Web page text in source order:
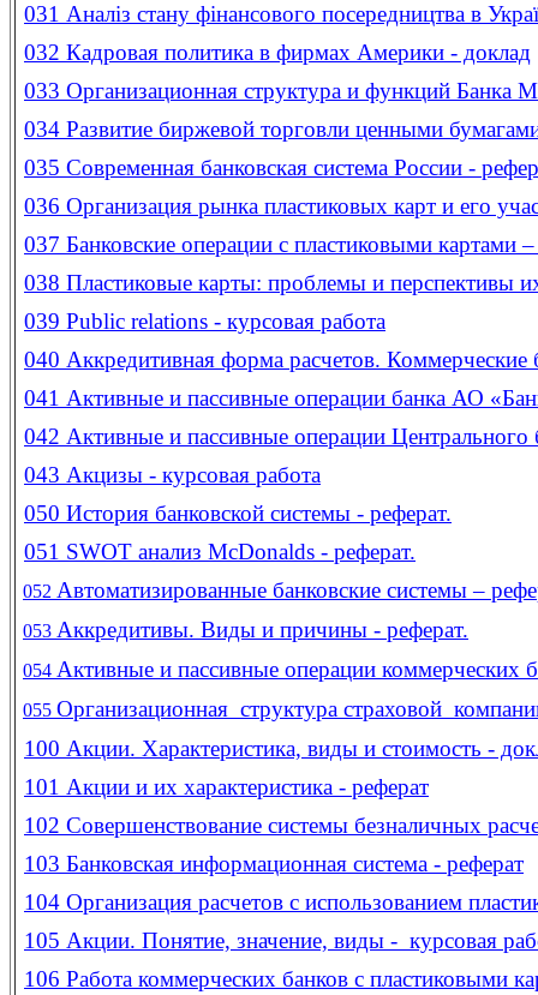
031 Аналіз стану фінансового посередництва в
032 Кадровая политика в фирмах Америки - доклад
033 Организационная структура и функций Банка
034 Развитие биржевой торговли ценными
035 Современная банковская система России -
036 Организация рынка пластиковых карт и его
037 Банковские операции с пластиковыми картами
038 Пластиковые карты: проблемы и перспективы
039 Public relations - курсовая работа
040 Аккредитивная форма расчетов. Коммерческие
041 Активные и пассивные операции банка АО
042 Активные и пассивные операции Центрального
043 Акцизы - курсовая работа
050 История банковской системы - реферат.
051 SWOT анализ McDonalds - реферат.
052 Автоматизированные банковские системы –
053 Аккредитивы. Виды и причины - реферат.
054 Активные и пассивные операции коммерческих
055 Организационная структура страховой
100 Акции. Характеристика, виды и стоимость -
101 Акции и их характеристика - реферат
102 Совершенствование системы безналичных
103 Банковская информационная система - реферат
104 Организация расчетов с использованием
105 Акции. Понятие, значение, виды - курсовая
106 Работа коммерческих банков с пластиковыми